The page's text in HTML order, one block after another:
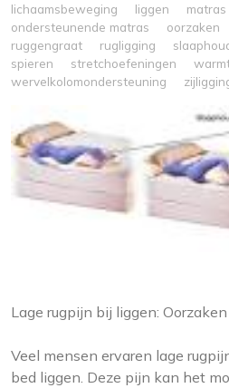
lichaamsbeweging
liggen matras
ondersteunende matras
oorzaken
ruggengraat
rugligging
spieren
stretchoefeningen
wervelkolomondersteuning
Lage rugpijn bij liggen:
Veel mensen ervaren lage
bed liggen. Deze pijn kan het